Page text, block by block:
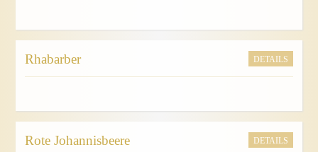
Rhabarber DETAILS
Rote Johannisbeere DETAILS